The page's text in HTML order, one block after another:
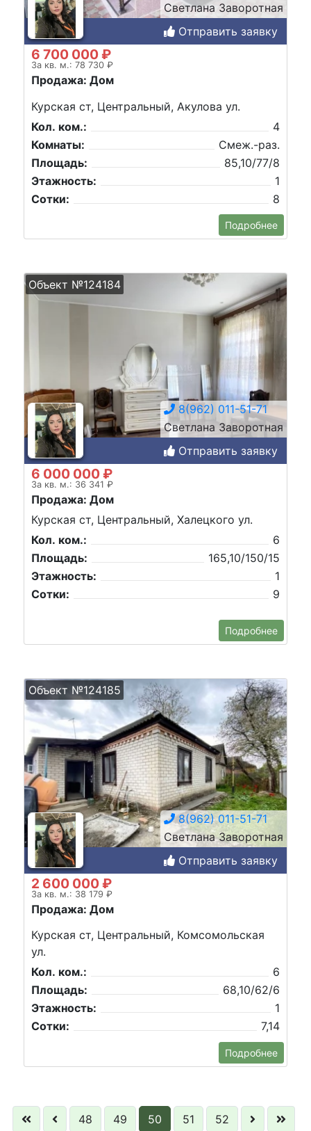
Светлана Заворотная
Отправить заявку
6 700 000 ₽
За кв. м.: 78 730 ₽
Продажа: Дом
Курская ст, Центральный, Акулова ул.
Кол. ком.:
4
Комнаты:
Смеж.-раз.
Площадь:
85,10/77/8
Этажность:
1
Сотки:
8
Подробнее
Объект №124184
8(962) 011-51-71
Светлана Заворотная
Отправить заявку
6 000 000 ₽
За кв. м.: 36 341 ₽
Продажа: Дом
Курская ст, Центральный, Халецкого ул.
Кол. ком.:
6
Площадь:
165,10/150/15
Этажность:
1
Сотки:
9
Подробнее
Объект №124185
8(962) 011-51-71
Светлана Заворотная
Отправить заявку
2 600 000 ₽
За кв. м.: 38 179 ₽
Продажа: Дом
Курская ст, Центральный, Комсомольская
ул.
Кол. ком.:
6
Площадь:
68,10/62/6
Этажность:
1
Сотки:
7,14
Подробнее
48 49 50 51 52